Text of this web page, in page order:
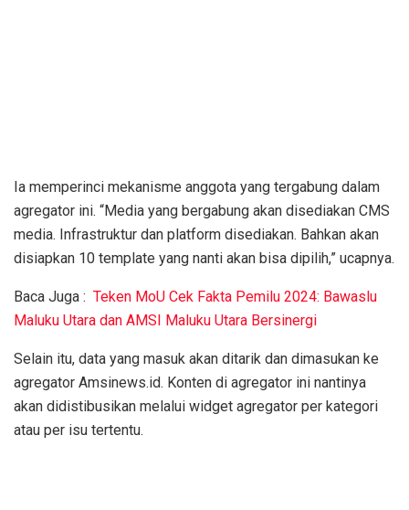
Ia memperinci mekanisme anggota yang tergabung dalam
agregator ini. “Media yang bergabung akan disediakan CMS
media. Infrastruktur dan platform disediakan. Bahkan akan
disiapkan 10 template yang nanti akan bisa dipilih,” ucapnya.
Baca Juga : Teken MoU Cek Fakta Pemilu 2024: Bawaslu
Maluku Utara dan AMSI Maluku Utara Bersinergi
Selain itu, data yang masuk akan ditarik dan dimasukan ke
agregator Amsinews.id. Konten di agregator ini nantinya
akan didistibusikan melalui widget agregator per kategori
atau per isu tertentu.